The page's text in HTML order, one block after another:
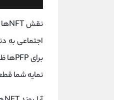
نمایه شما